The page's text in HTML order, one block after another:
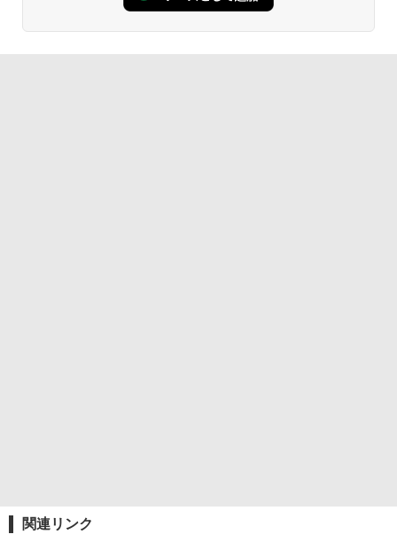
関連リンク